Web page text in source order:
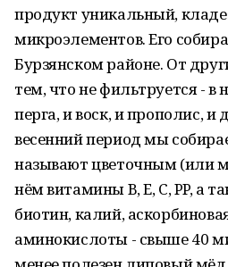
продукт уникальный,
микроэлементов. Его
Бурзянском районе. От
тем, что не фильтруется -
перга, и воск, и прополис,
весенний период мы
называют цветочным (или
нём витамины B, Е, С, PP, а
биотин, калий,
аминокислоты - свыше 40